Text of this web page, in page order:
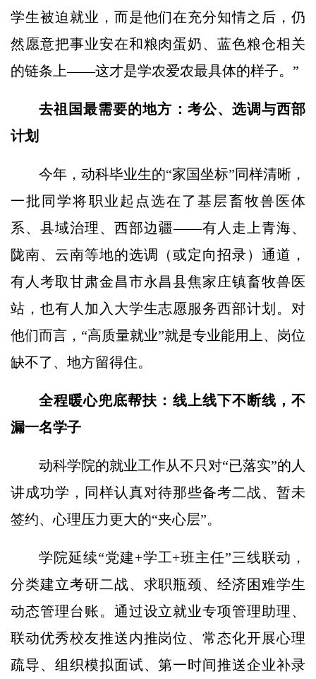
学生被迫就业，而是他们在充分知情之后，仍
然愿意把事业安在和粮肉蛋奶、蓝色粮仓相关
的链条上——这才是学农爱农最具体的样子。”
去祖国最需要的地方：考公、选调与西部
计划
今年，动科毕业生的“家国坐标”同样清晰，
一批同学将职业起点选在了基层畜牧兽医体
系、县域治理、西部边疆——有人走上青海、
陇南、云南等地的选调（或定向招录）通道，
有人考取甘肃金昌市永昌县焦家庄镇畜牧兽医
站，也有人加入大学生志愿服务西部计划。对
他们而言，“高质量就业”就是专业能用上、岗位
缺不了、地方留得住。
全程暖心兜底帮扶：线上线下不断线，不
漏一名学子
动科学院的就业工作从不只对“已落实”的人
讲成功学，同样认真对待那些备考二战、暂未
签约、心理压力更大的“夹心层”。
学院延续“党建+学工+班主任”三线联动，
分类建立考研二战、求职瓶颈、经济困难学生
动态管理台账。通过设立就业专项管理助理、
联动优秀校友推送内推岗位、常态化开展心理
疏导、组织模拟面试、第一时间推送企业补录